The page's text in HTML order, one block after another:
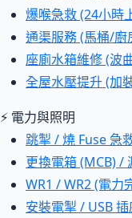
爆喉急救 (24小時
通渠服務 (馬桶/廚
座廁水箱維修 (波
全屋水壓提升 (加
⚡ 電力與照明
跳掣 / 燒 Fuse 急
更換電箱 (MCB) /
WR1 / WR2 (電力
安裝電掣 / USB